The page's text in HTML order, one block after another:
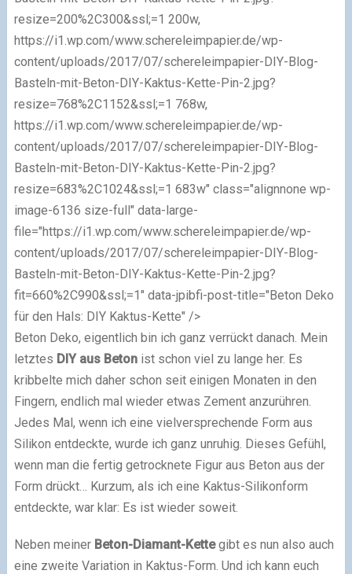
resize=200%2C300&ssl;=1 200w,
https://i1.wp.com/www.schereleimpapier.de/wp-
content/uploads/2017/07/schereleimpapier-DIY-Blog-
Basteln-mit-Beton-DIY-Kaktus-Kette-Pin-2.jpg?
resize=768%2C1152&ssl;=1 768w,
https://i1.wp.com/www.schereleimpapier.de/wp-
content/uploads/2017/07/schereleimpapier-DIY-Blog-
Basteln-mit-Beton-DIY-Kaktus-Kette-Pin-2.jpg?
resize=683%2C1024&ssl;=1 683w" class="alignnone wp-
image-6136 size-full" data-large-
file="https://i1.wp.com/www.schereleimpapier.de/wp-
content/uploads/2017/07/schereleimpapier-DIY-Blog-
Basteln-mit-Beton-DIY-Kaktus-Kette-Pin-2.jpg?
fit=660%2C990&ssl;=1" data-jpibfi-post-title="Beton Deko
für den Hals: DIY Kaktus-Kette" />
Beton Deko, eigentlich bin ich ganz verrückt danach. Mein
letztes DIY aus Betonist schon viel zu lange her. Es
kribbelte mich daher schon seit einigen Monaten in den
Fingern, endlich mal wieder etwas Zement anzurühren.
Jedes Mal, wenn ich eine vielversprechende Form aus
Silikon entdeckte, wurde ich ganz unruhig. Dieses Gefühl,
wenn man die fertig getrocknete Figur aus Beton aus der
Form drückt… Kurzum, als ich eine Kaktus-Silikonform
entdeckte, war klar: Es ist wieder soweit.
Neben meiner Beton-Diamant-Kettegibt es nun also auch
eine zweite Variation in Kaktus-Form. Und ich kann euch